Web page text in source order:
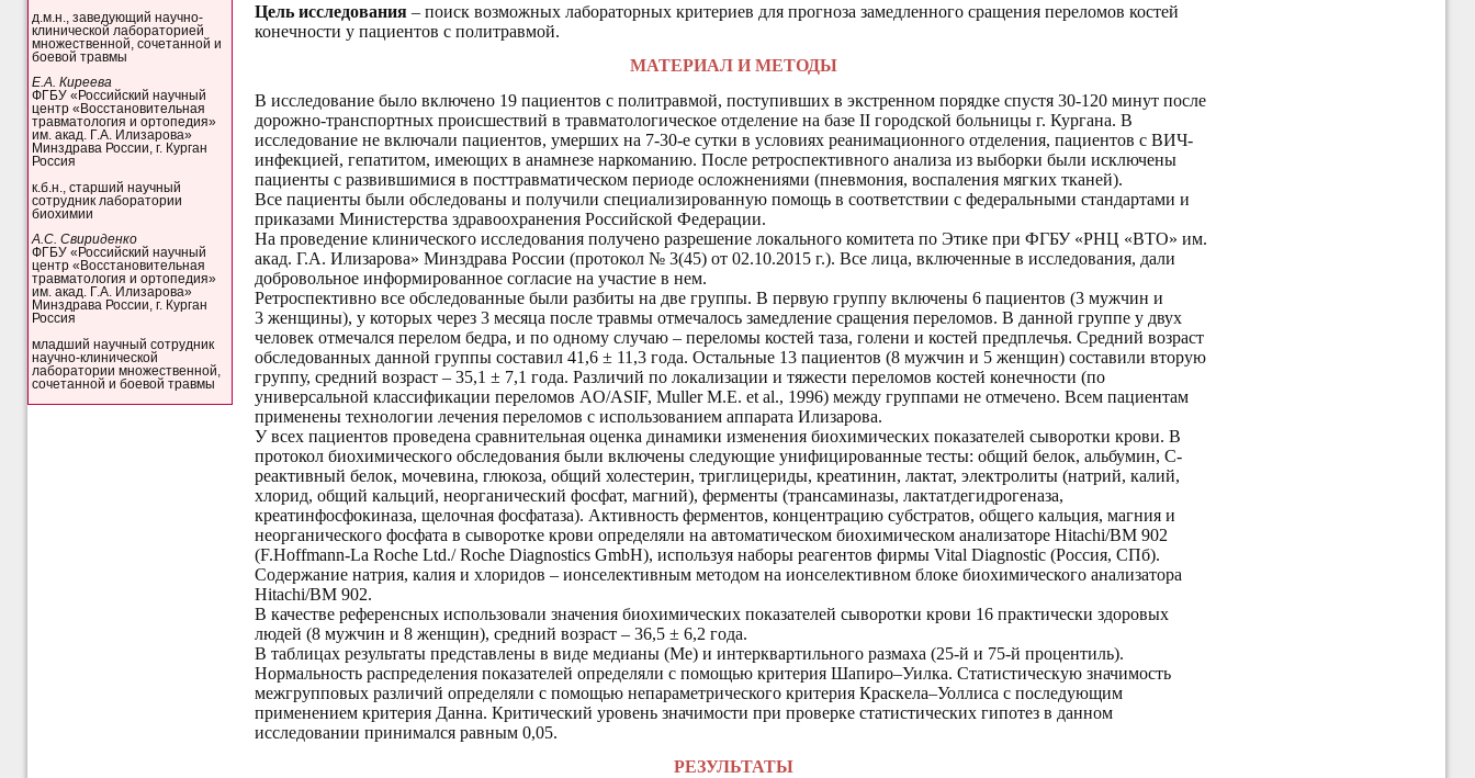
д.м.н., заведующий научно-
клинической лабораторией
множественной, сочетанной и
боевой травмы
Е.А. Киреева
ФГБУ «Российский научный
центр «Восстановительная
травматология и ортопедия»
им. акад. Г.А. Илизарова»
Минздрава России, г. Курган
Россия
к.б.н., старший научный
сотрудник лаборатории
биохимии
А.С. Свириденко
ФГБУ «Российский научный
центр «Восстановительная
травматология и ортопедия»
им. акад. Г.А. Илизарова»
Минздрава России, г. Курган
Россия
младший научный сотрудник
научно-клинической
лаборатории множественной,
сочетанной и боевой травмы
Цель исследования– поиск возможных лабораторных критериев для прогноза замедленного сращения переломов костей
конечности у пациентов с политравмой.
МАТЕРИАЛ И МЕТОДЫ
В исследование было включено 19 пациентов с политравмой, поступивших в экстренном порядке спустя 30-120 минут после
дорожно-транспортных происшествий в травматологическое отделение на базе II городской больницы г. Кургана. В
исследование не включали пациентов, умерших на 7-30-е сутки в условиях реанимационного отделения, пациентов с ВИЧ-
инфекцией, гепатитом, имеющих в анамнезе наркоманию. После ретроспективного анализа из выборки были исключены
пациенты с развившимися в посттравматическом периоде осложнениями (пневмония, воспаления мягких тканей).
Все пациенты были обследованы и получили специализированную помощь в соответствии с федеральными стандартами и
приказами Министерства здравоохранения Российской Федерации.
На проведение клинического исследования получено разрешение локального комитета по Этике при ФГБУ «РНЦ «ВТО» им.
акад. Г.А. Илизарова» Минздрава России (протокол № 3(45) от 02.10.2015 г.). Все лица, включенные в исследования, дали
добровольное информированное согласие на участие в нем.
Ретроспективно все обследованные были разбиты на две группы. В первую группу включены 6 пациентов (3 мужчин и
3 женщины), у которых через 3 месяца после травмы отмечалось замедление сращения переломов. В данной группе у двух
человек отмечался перелом бедра, и по одному случаю – переломы костей таза, голени и костей предплечья. Средний возраст
обследованных данной группы составил 41,6 ± 11,3 года. Остальные 13 пациентов (8 мужчин и 5 женщин) составили вторую
группу, средний возраст – 35,1 ± 7,1 года. Различий по локализации и тяжести переломов костей конечности (по
универсальной классификации переломов AO/ASIF, Muller M.E. et al., 1996) между группами не отмечено. Всем пациентам
применены технологии лечения переломов с использованием аппарата Илизарова.
У всех пациентов проведена сравнительная оценка динамики изменения биохимических показателей сыворотки крови. В
протокол биохимического обследования были включены следующие унифицированные тесты: общий белок, альбумин, С-
реактивный белок, мочевина, глюкоза, общий холестерин, триглицериды, креатинин, лактат, электролиты (натрий, калий,
хлорид, общий кальций, неорганический фосфат, магний), ферменты (трансаминазы, лактатдегидрогеназа,
креатинфосфокиназа, щелочная фосфатаза). Активность ферментов, концентрацию субстратов, общего кальция, магния и
неорганического фосфата в сыворотке крови определяли на автоматическом биохимическом анализаторе Hitachi/BM 902
(F.Hoffmann-La Roche Ltd./ Roche Diagnostics GmbH), используя наборы реагентов фирмы Vital Diagnostic (Россия, СПб).
Содержание натрия, калия и хлоридов – ионселективным методом на ионселективном блоке биохимического анализатора
Hitachi/BM 902.
В качестве референсных использовали значения биохимических показателей сыворотки крови 16 практически здоровых
людей (8 мужчин и 8 женщин), средний возраст – 36,5 ± 6,2 года.
В таблицах результаты представлены в виде медианы (Ме) и интерквартильного размаха (25-й и 75-й процентиль).
Нормальность распределения показателей определяли с помощью критерия Шапиро–Уилка. Статистическую значимость
межгрупповых различий определяли с помощью непараметрического критерия Краскела–Уоллиса с последующим
применением критерия Данна. Критический уровень значимости при проверке статистических гипотез в данном
исследовании принимался равным 0,05.
РЕЗУЛЬТАТЫ